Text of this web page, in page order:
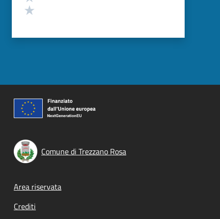
Comune di Trezzano Rosa
Footer menu
Area riservata
Crediti